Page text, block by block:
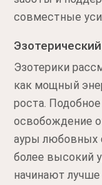
совместные
Эзотерики
как мощный
роста.
освобождение
ауры любовных
более высокий
начинают